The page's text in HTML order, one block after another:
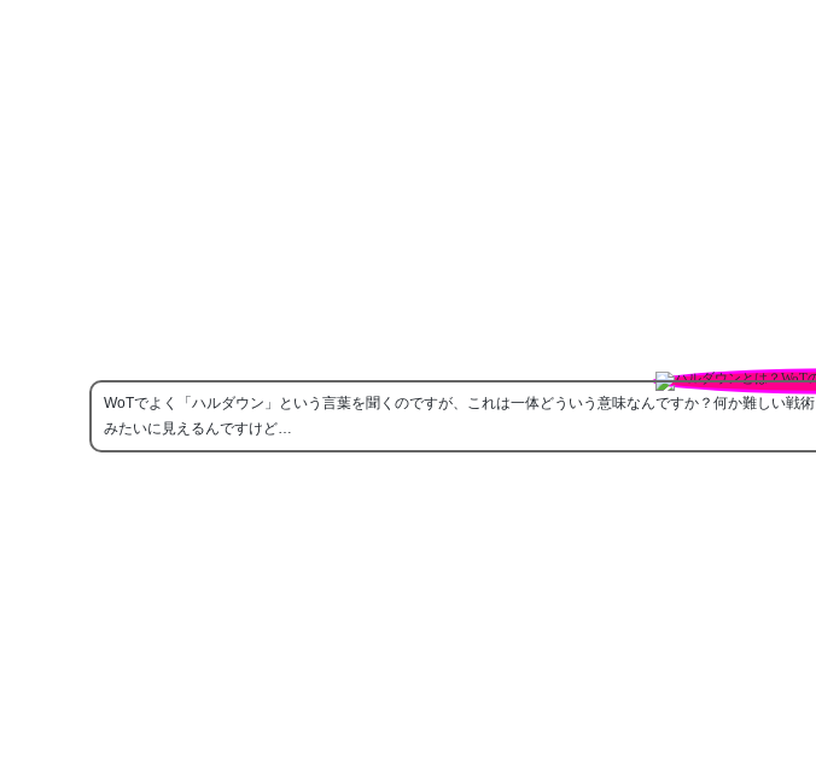
WoTでよく「ハルダウン」という言葉を聞くのですが、これは一体どういう意味なんですか？何か難しい戦術
みたいに見えるんですけど…